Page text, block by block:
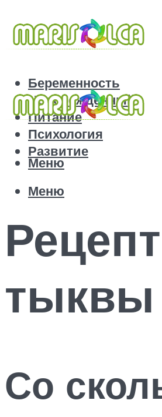
Беременность
Новорожденный
Питание
Психология
Развитие
Меню
Меню
тыквы
Со